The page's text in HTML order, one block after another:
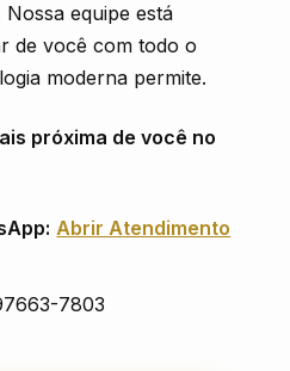
equipe está
de você com todo o
moderna permite.
próxima de você no
Abrir Atendimento
7803